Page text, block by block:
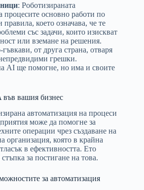
: Роботизираната
процесите основно работи по
което означава, че те
със задачи, които изискват
или вземане на решения.
от друга страна, отваря
грешки.
AI ще помогне, но има и своите
вашия бизнес
автоматизация на процеси
може да помогне за
операции чрез създаване на
организация, която в крайна
в ефективността. Ето
за постигане на това.
за автоматизация